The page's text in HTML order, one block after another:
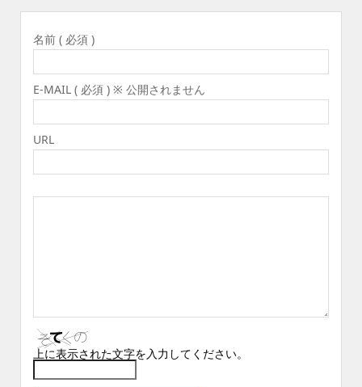
名前 ( 必須 )
E-MAIL ( 必須 ) ※ 公開されません
URL
上に表示された文字を入力してください。